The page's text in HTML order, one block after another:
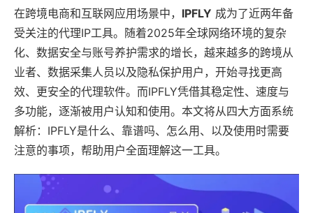
在跨境电商和互联网应用场景中， IPFLY 成为了近两年备
受关注的代理IP工具。随着2025年全球网络环境的复杂
化、数据安全与账号养护需求的增长，越来越多的跨境从
业者、数据采集人员以及隐私保护用户，开始寻找更高
效、更安全的代理软件。而IPFLY凭借其稳定性、速度与
多功能，逐渐被用户认知和使用。本文将从四大方面系统
解析：IPFLY是什么、靠谱吗、怎么用、以及使用时需要
注意的事项，帮助用户全面理解这一工具。